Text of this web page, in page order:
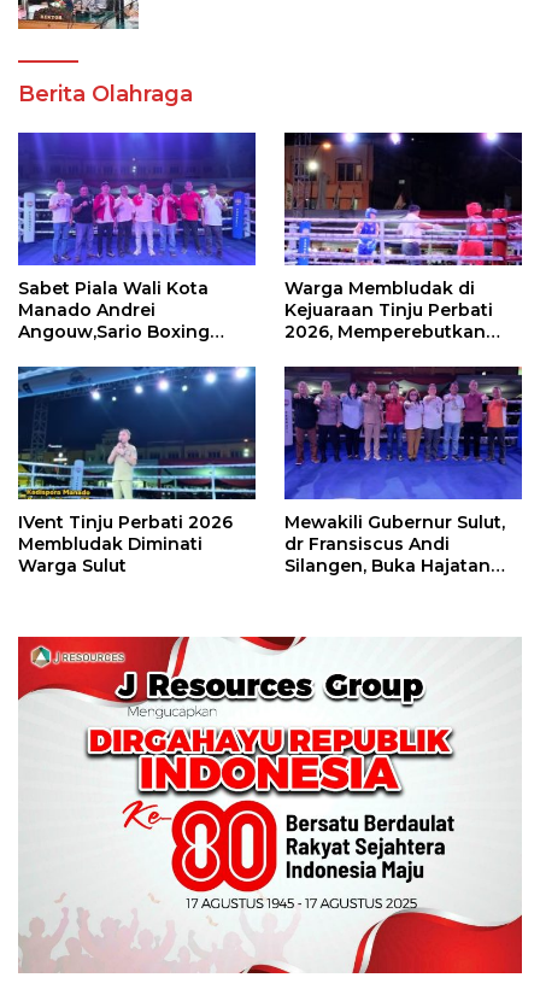
Berita Olahraga
Sabet Piala Wali Kota
Manado Andrei
Angouw,Sario Boxing
Perbati 2026
Warga Membludak di
Kejuaraan Tinju Perbati
2026, Memperebutkan
IVent Tinju Perbati 2026
Membludak Diminati
Warga Sulut
Mewakili Gubernur Sulut,
dr Fransiscus Andi
Silangen, Buka Hajatan